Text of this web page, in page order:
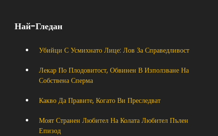
Най-Гледан
Убийци С Усмихнато Лице: Лов За Справедливост
Лекар По Плодовитост, Обвинен В Използване На
Собствена Сперма
Какво Да Правите, Когато Ви Преследват
Моят Странен Любител На Колата Любител Пълен
Епизод